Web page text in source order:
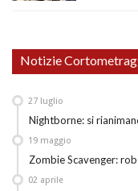
Notizie
Nightborne: si
27 luglio
Zombie Scavenger:
19 maggio
02 aprile